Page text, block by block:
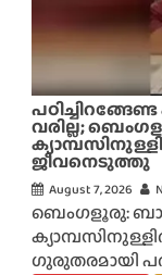
വരില്ല;
ജീവനെടുത്തു
August 7, 2026
ബെംഗളൂരു:
ഗുരുതരമായി